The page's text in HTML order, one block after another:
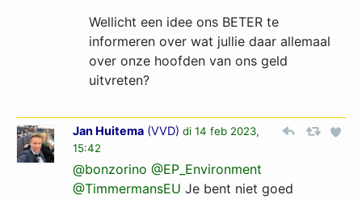
Wellicht een idee ons BETER te
informeren over wat jullie daar allemaal
over onze hoofden van ons geld
uitvreten?
Jan Huitema (VVD) di 14 feb 2023,
15:42
@bonzorino @EP_Environment
@TimmermansEU Je bent niet goed